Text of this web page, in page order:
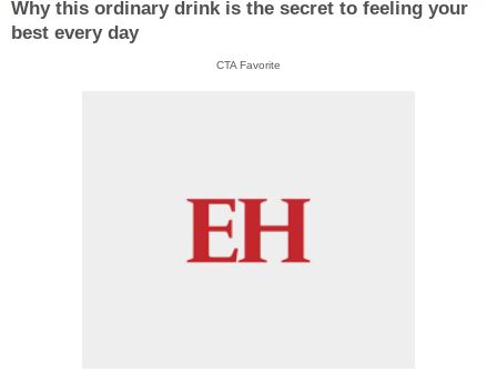
Why this ordinary drink is the secret to feeling your
best every day
CTA Favorite